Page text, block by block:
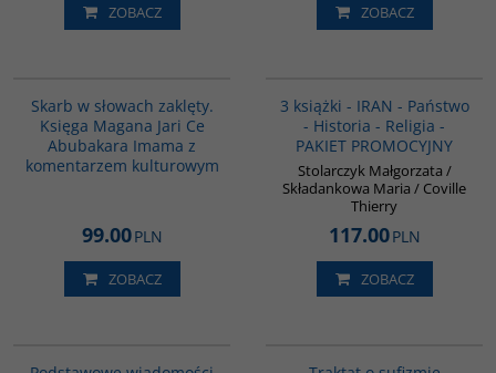
ZOBACZ ZOBACZ
Skarb w słowach zaklęty.
Księga Magana Jari Ce
Abubakara Imama z
komentarzem kulturowym
99.00PLN
ZOBACZ
3 książki - IRAN - Państwo
- Historia - Religia -
PAKIET PROMOCYJNY
Stolarczyk Małgorzata /
Składankowa Maria / Coville
Thierry
117.00PLN
ZOBACZ